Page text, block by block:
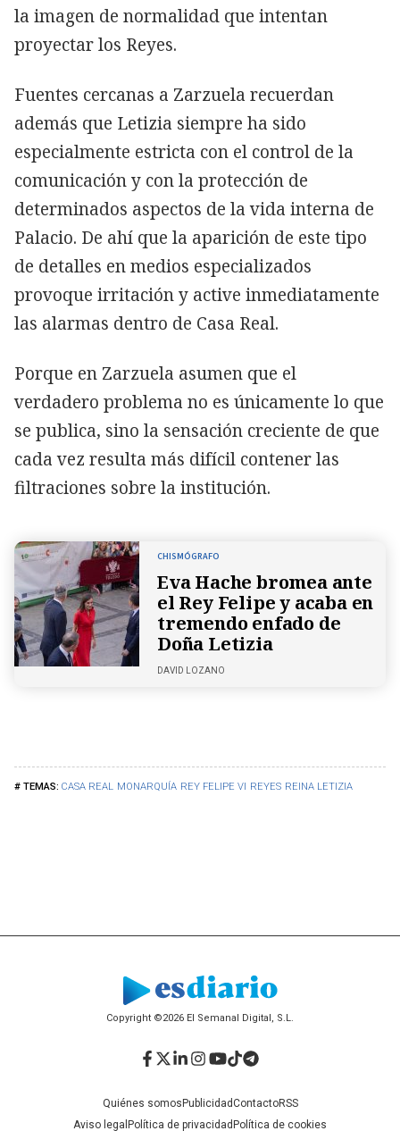
CASA REAL MONARQUÍA REY FELIPE VI REYES REINA LETIZIA
la imagen de normalidad que intentan
proyectar los Reyes.
Fuentes cercanas a Zarzuela recuerdan
además que Letizia siempre ha sido
especialmente estricta con el control de la
comunicación y con la protección de
determinados aspectos de la vida interna de
Palacio. De ahí que la aparición de este tipo
de detalles en medios especializados
provoque irritación y active inmediatamente
las alarmas dentro de Casa Real.
Porque en Zarzuela asumen que el
verdadero problema no es únicamente lo que
se publica, sino la sensación creciente de que
cada vez resulta más difícil contener las
filtraciones sobre la institución.
CHISMÓGRAFO
Eva Hache bromea ante
el Rey Felipe y acaba en
tremendo enfado de
Doña Letizia
DAVID LOZANO
Copyright ©2026 El Semanal Digital, S.L.
Quiénes somos PublicidadContactoRSS
Aviso legal Política de privacidad Política de cookies
Facebook
Twitter
LinkedIn
Instagram
YouTube
TikTok
Telegram